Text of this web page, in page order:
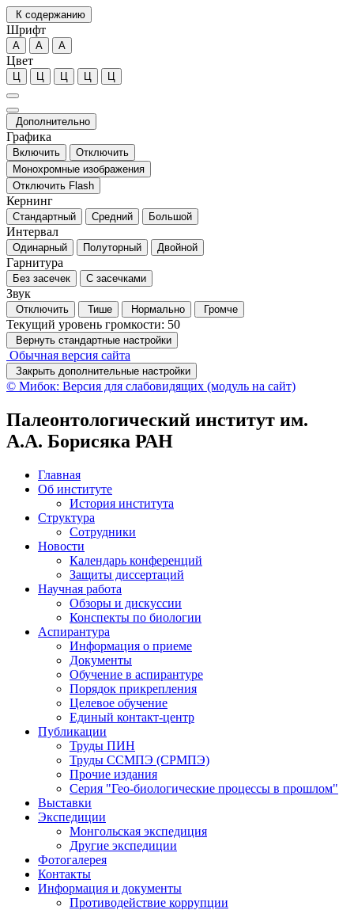
К содержанию
Шрифт
А А А
Цвет
Ц Ц Ц Ц Ц
Дополнительно
Графика
Включить
Отключить
Монохромные изображения
Отключить Flash
Кернинг
Стандартный Средний Большой
Интервал
Одинарный Полуторный Двойной
Гарнитура
Без засечек С засечками
Звук
Отключить Тише Нормально Громче
Текущий уровень громкости: 50
Вернуть стандартные настройки
Обычная версия сайта
Закрыть дополнительные настройки
© Мибок: Версия для слабовидящих (модуль на сайт)
Палеонтологический институт им.
А.А. Борисяка РАН
Главная
Об институте
История института
Структура
Сотрудники
Новости
Календарь конференций
Защиты диссертаций
Научная работа
Обзоры и дискуссии
Конспекты по биологии
Аспирантура
Информация о приеме
Документы
Обучение в аспирантуре
Порядок прикрепления
Целевое обучение
Единый контакт-центр
Публикации
Труды ПИН
Труды ССМПЭ (СРМПЭ)
Прочие издания
Серия "Гео-биологические процессы в прошлом"
Выставки
Экспедиции
Монгольская экспедиция
Другие экспедиции
Фотогалерея
Контакты
Информация и документы
Противодействие коррупции